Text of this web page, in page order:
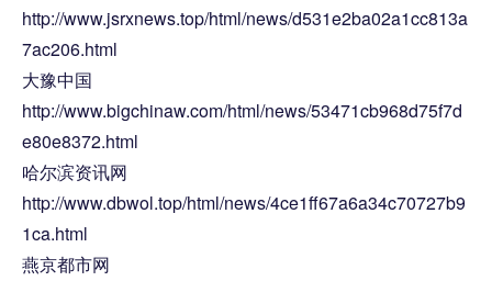
http://www.jsrxnews.top/html/news/d531e2ba02a1cc813a
7ac206.html
大豫中国
http://www.bigchinaw.com/html/news/53471cb968d75f7d
e80e8372.html
哈尔滨资讯网
http://www.dbwol.top/html/news/4ce1ff67a6a34c70727b9
1ca.html
燕京都市网